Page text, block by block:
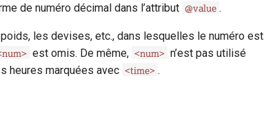
de numéro décimal dans l’attribut @value .
les devises, etc., dans lesquelles le numéro est
est omis. De même, <num> n’est pas utilisé
heures marquées avec <time> .